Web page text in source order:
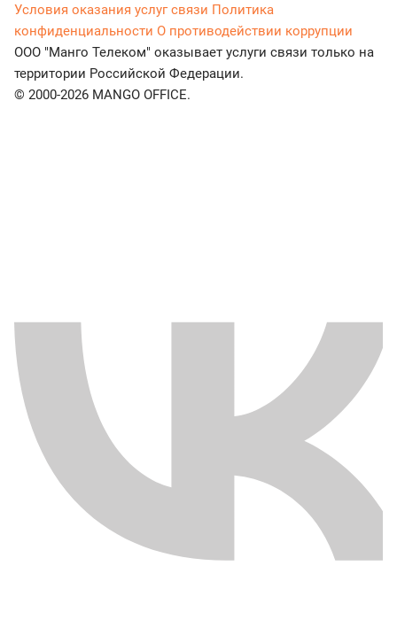
Условия оказания услуг связи Политика
конфиденциальности О противодействии коррупции
ООО "Манго Телеком" оказывает услуги связи только на
территории Российской Федерации.
© 2000-2026 MANGO OFFICE.